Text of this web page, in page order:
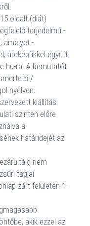
oldalt (diát)
terjedelmű -
amelyet -
arcképükkel együtt
ra. A bemutatót
/
nyelven.
kiállítás
szinten előre
a
határidejét az
nem
tagjai
zárt felületén 1-
akik ezzel az